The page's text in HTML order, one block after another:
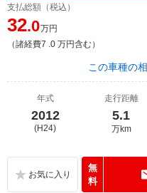
支払総額（税込）
32.0万円
（諸経費7 .0 万円含む）
この車種の
年式
2012
(H24)
走行距離
5.1
万km
無
料